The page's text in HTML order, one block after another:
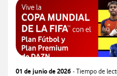
01 de junio de 2026 - Tiempo de